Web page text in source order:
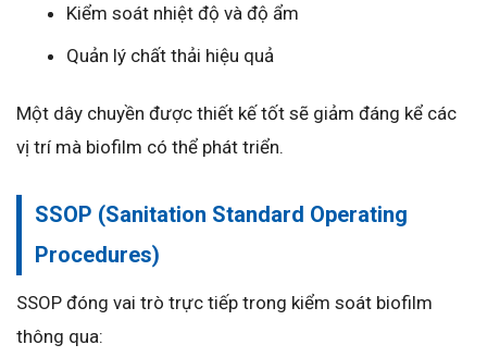
Kiểm soát nhiệt độ và độ ẩm
Quản lý chất thải hiệu quả
Một dây chuyền được thiết kế tốt sẽ giảm đáng kể các
vị trí mà biofilm có thể phát triển.
SSOP (Sanitation Standard Operating
Procedures)
SSOP đóng vai trò trực tiếp trong kiểm soát biofilm
thông qua: